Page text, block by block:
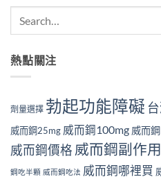
熱點關注
劑量選擇 勃起功能障礙
威而鋼25mg 威而鋼100mg 威而
威而鋼價格 威而鋼副作用
鋼吃半顆 威而鋼吃法 威而鋼哪裡買